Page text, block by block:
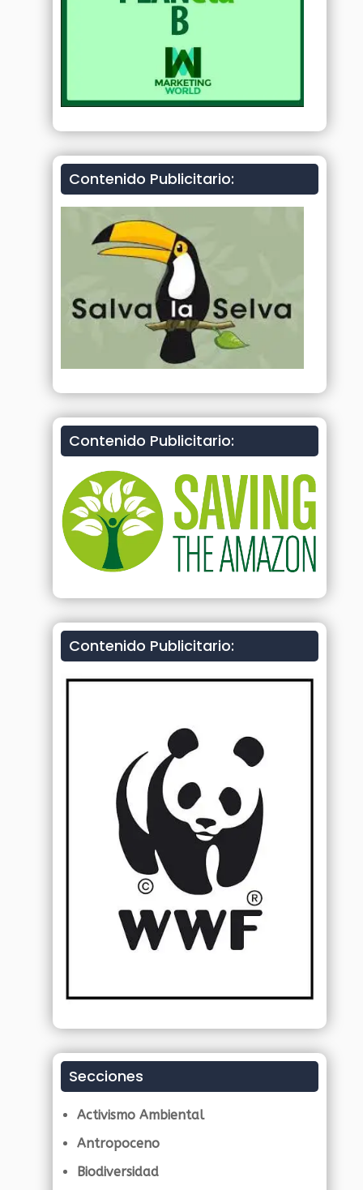
Contenido Publicitario:
Contenido Publicitario:
Contenido Publicitario:
Secciones
Activismo Ambiental
Antropoceno
Biodiversidad